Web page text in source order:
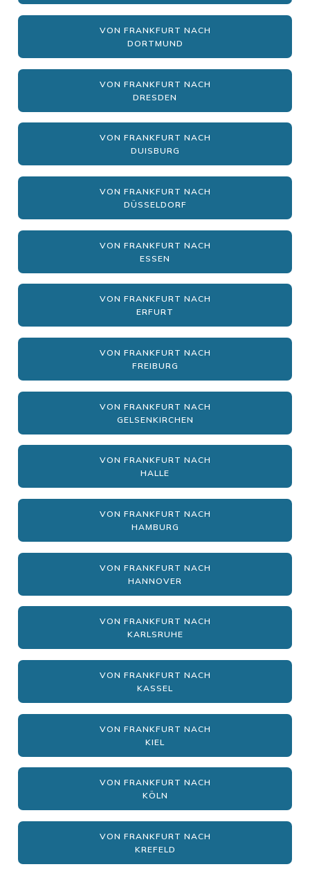
VON FRANKFURT NACH
DORTMUND
VON FRANKFURT NACH
DRESDEN
VON FRANKFURT NACH
DUISBURG
VON FRANKFURT NACH
DÜSSELDORF
VON FRANKFURT NACH
ESSEN
VON FRANKFURT NACH
ERFURT
VON FRANKFURT NACH
FREIBURG
VON FRANKFURT NACH
GELSENKIRCHEN
VON FRANKFURT NACH
HALLE
VON FRANKFURT NACH
HAMBURG
VON FRANKFURT NACH
HANNOVER
VON FRANKFURT NACH
KARLSRUHE
VON FRANKFURT NACH
KASSEL
VON FRANKFURT NACH
KIEL
VON FRANKFURT NACH
KÖLN
VON FRANKFURT NACH
KREFELD